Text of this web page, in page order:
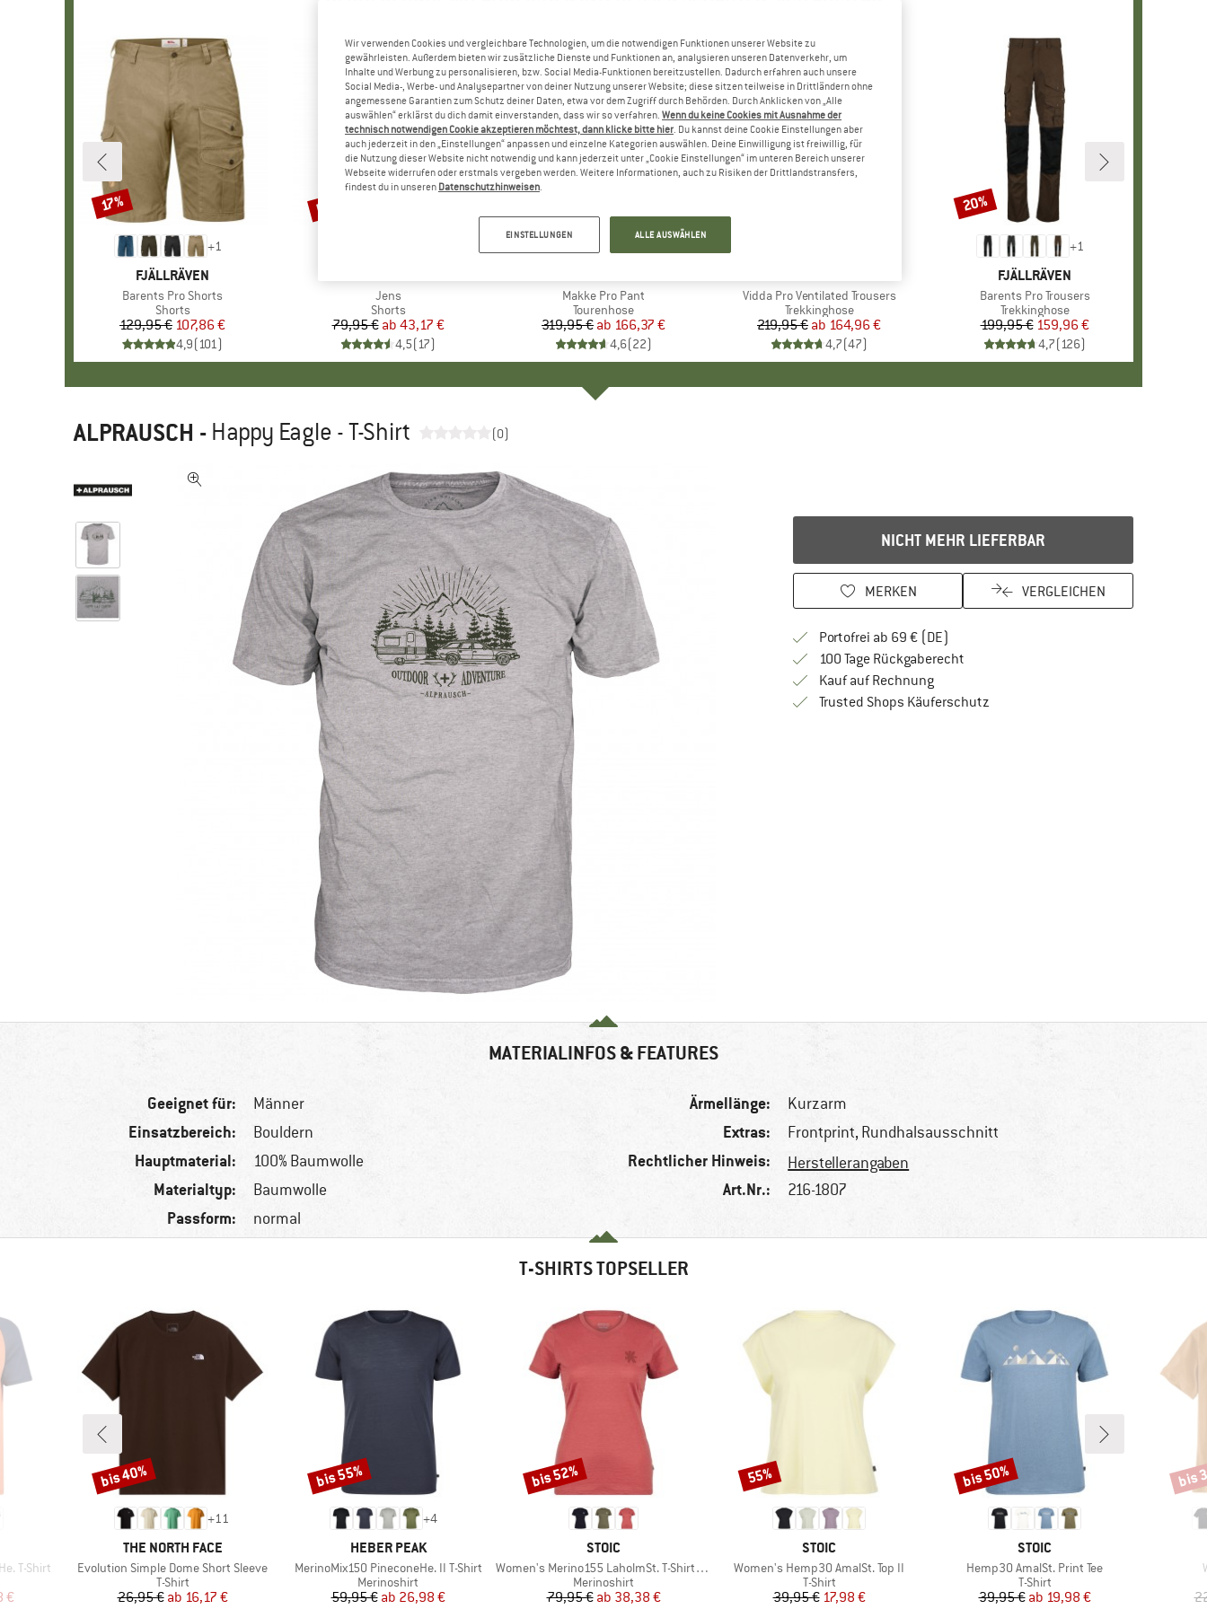
+1
MARKE
FJÄLLRÄVEN
Artikel
Barents Pro Shorts
Produktgruppe
Shorts
Preis
129,95 €reduzierter Preis
107,86 €
4,9(101)
Rabatt
17%
Artikel
Jens
Produktgruppe
Shorts
Preis
79,95 € reduzierter Preis
ab 43,17 €
4,5(17)
Rabatt
bis 46%
Artikel
Makke Pro Pant
Produktgruppe
Tourenhose
Preis
319,95 € reduzierter Preis
ab 166,37 €
4,6(22)
Artikel
Vidda Pro Ventilated Trousers
Produktgruppe
Trekkinghose
Preis
219,95 € reduzierter Preis
ab 164,96 €
4,7(47)
+1
MARKE
FJÄLLRÄVEN
Artikel
Barents Pro Trousers
Produktgruppe
Trekkinghose
Preis
199,95 € reduzierter Preis
159,96 €
4,7(126)
Rabatt
20%
ALPRAUSCH - Happy Eagle - T-Shirt (0)
NICHT MEHR LIEFERBAR
MERKEN VERGLEICHEN
Portofrei ab 69 € (DE)
100 Tage RückgaberechtGehe hier zu den Rückgabe-Richtlinien
Kauf auf RechnungFinde die Zahlungs-Infos hier! Öffnet sich in
Trusted Shops KäuferschutzFinde alle Infos hier!
MATERIALINFOS & FEATURES
Geeignet für: Männer
Einsatzbereich: Bouldern
Hauptmaterial: 100% Baumwolle
Materialtyp: Baumwolle
Passform: normal
Ärmellänge: Kurzarm
Extras: Frontprint, Rundhalsausschnitt
Rechtlicher Hinweis: Herstellerangaben
Art.Nr.: 216-1807
T-SHIRTS TOPSELLER
T-Shirt
Preis
€
+11
MARKE
THE NORTH FACE
Artikel
Evolution Simple Dome Short Sleeve
Produktgruppe
T-Shirt
Preis
26,95 € reduzierter Preis
ab 16,17 €
Rabatt
bis 40%
+4
MARKE
HEBER PEAK
Artikel
MerinoMix150 PineconeHe. II T-Shirt
Produktgruppe
Merinoshirt
Preis
59,95 € reduzierter Preis
ab 26,98 €
Rabatt
bis 55%
MARKE
STOIC
Artikel
Women's Merino155 LaholmSt. T-Shirt Daisy Flower
Produktgruppe
Merinoshirt
Preis
79,95 € reduzierter Preis
ab 38,38 €
Rabatt
bis 52%
MARKE
STOIC
Artikel
Women's Hemp30 AmalSt. Top II
Produktgruppe
T-Shirt
Preis
39,95 €reduzierter Preis
17,98 €
Rabatt
55%
MARKE
STOIC
Artikel
Hemp30 AmalSt. Print Tee
Produktgruppe
T-Shirt
Preis
39,95 € reduzierter Preis
ab 19,98 €
Rabatt
bis 50% bis
Wir verwenden Cookies und vergleichbare Technologien, um die notwendigen Funktionen unserer Website zu
gewährleisten. Außerdem bieten wir zusätzliche Dienste und Funktionen an, analysieren unseren Datenverkehr, um
Inhalte und Werbung zu personalisieren, bzw. Social Media-Funktionen bereitzustellen. Dadurch erfahren auch unsere
Social Media-, Werbe- und Analysepartner von deiner Nutzung unserer Website; diese sitzen teilweise in Drittländern ohne
angemessene Garantien zum Schutz deiner Daten, etwa vor dem Zugriff durch Behörden. Durch Anklicken von „Alle
auswählen“ erklärst du dich damit einverstanden, dass wir so verfahren. Wenn du keine Cookies mit Ausnahme der
technisch notwendigen Cookie akzeptieren möchtest, dann klicke bitte hier. Du kannst deine Cookie Einstellungen aber
auch jederzeit in den „Einstellungen“ anpassen und einzelne Kategorien auswählen. Deine Einwilligung ist freiwillig, für
die Nutzung dieser Website nicht notwendig und kann jederzeit unter „Cookie Einstellungen“ im unteren Bereich unserer
Webseite widerrufen oder erstmals vergeben werden. Weitere Informationen, auch zu Risiken der Drittlandstransfers,
findest du in unseren Datenschutzhinweisen.
EINSTELLUNGEN ALLE AUSWÄHLEN